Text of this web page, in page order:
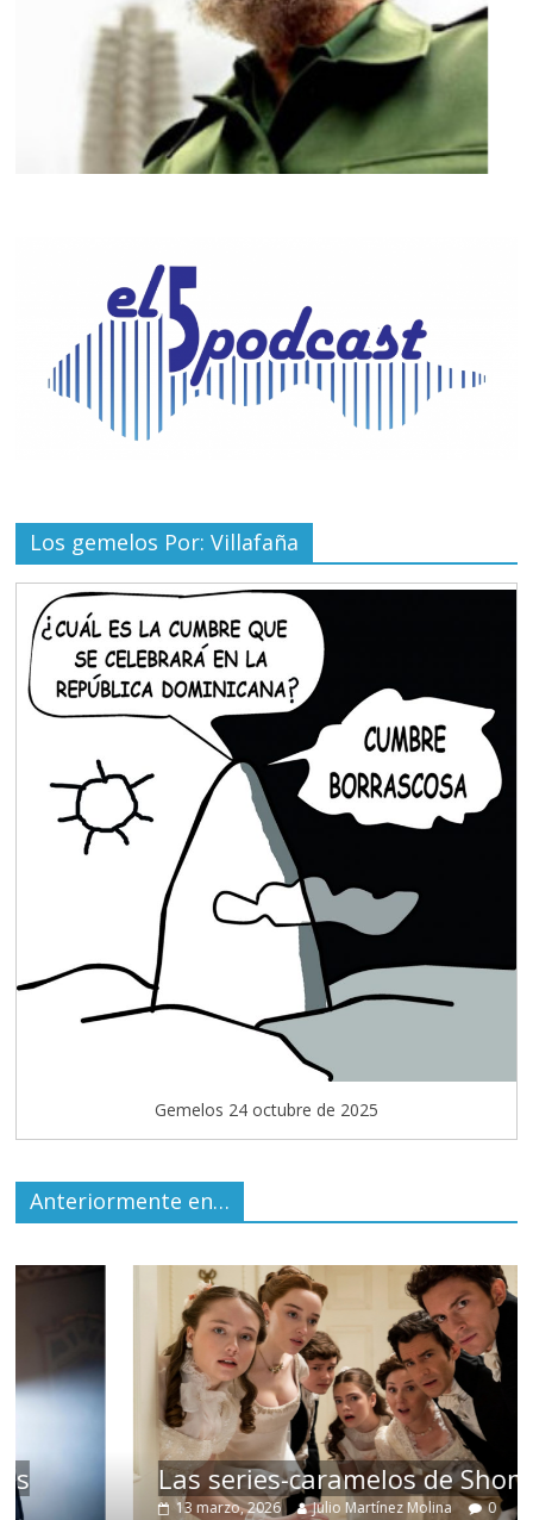
Los gemelos Por: Villafaña
Gemelos 24 octubre de 2025
Anteriormente en…
Las series-caramelos de Shondaland
13 marzo, 2026 Julio Martínez Molina 0